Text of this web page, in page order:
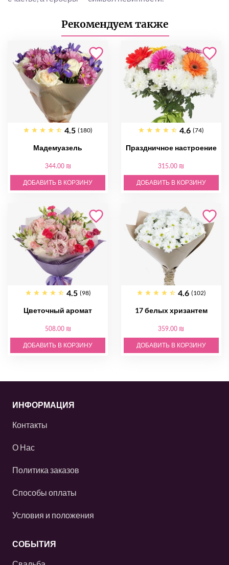
Рекомендуем также
4.5 (180)
Мадемуазель
344.00 ₪
ДОБАВИТЬ В КОРЗИНУ
4.6 (74)
Праздничное настроение
315.00 ₪
ДОБАВИТЬ В КОРЗИНУ
4.5 (98)
Цветочный аромат
508.00 ₪
ДОБАВИТЬ В КОРЗИНУ
4.6 (102)
17 белых хризантем
359.00 ₪
ДОБАВИТЬ В КОРЗИНУ
ИНФОРМАЦИЯ
Контакты
О Нас
Политика заказов
Способы оплаты
Условия и положения
СОБЫТИЯ